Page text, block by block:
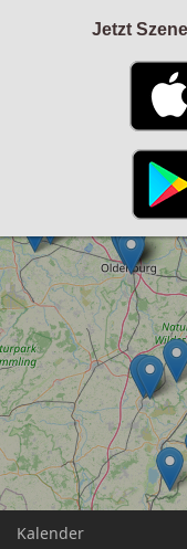
Kalender
Jetzt